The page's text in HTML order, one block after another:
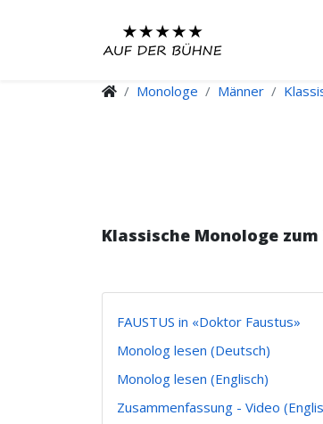
Monologe Männer
Klassische Monologe
FAUSTUS in «Doktor Faustus»
Monolog lesen (Deutsch)
Monolog lesen (Englisch)
Zusammenfassung - Video